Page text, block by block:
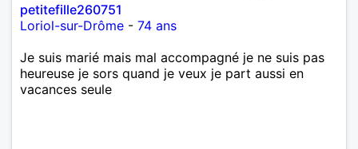
petitefille260751
Loriol-sur-Drôme - 74 ans
Je suis marié mais mal accompagné je ne suis pas
heureuse je sors quand je veux je part aussi en
vacances seule